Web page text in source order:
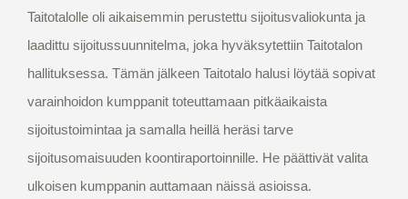
Taitotalolle oli aikaisemmin perustettu sijoitusvaliokunta ja
laadittu sijoitussuunnitelma, joka hyväksytettiin Taitotalon
hallituksessa. Tämän jälkeen Taitotalo halusi löytää sopivat
varainhoidon kumppanit toteuttamaan pitkäaikaista
sijoitustoimintaa ja samalla heillä heräsi tarve
sijoitusomaisuuden koontiraportoinnille. He päättivät valita
ulkoisen kumppanin auttamaan näissä asioissa.